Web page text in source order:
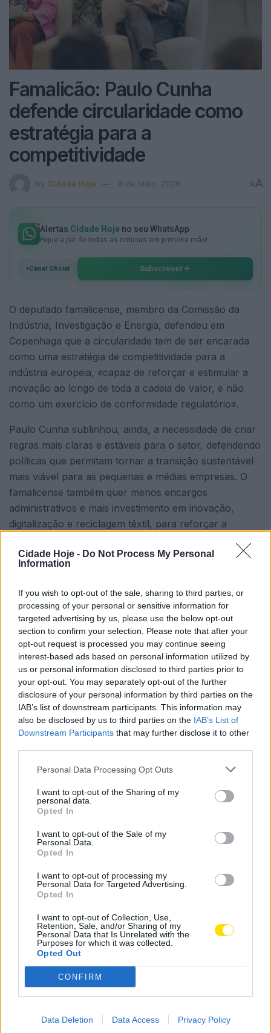
Cidade Hoje - Do Not Process My Personal
Information
If you wish to opt-out of the sale, sharing to third parties, or
processing of your personal or sensitive information for
targeted advertising by us, please use the below opt-out
section to confirm your selection. Please note that after your
opt-out request is processed you may continue seeing
interest-based ads based on personal information utilized by
us or personal information disclosed to third parties prior to
your opt-out. You may separately opt-out of the further
disclosure of your personal information by third parties on the
IAB’s list of downstream participants. This information may
also be disclosed by us to third parties on the IAB’s List of
Downstream Participants that may further disclose it to other
Personal Data Processing Opt Outs
I want to opt-out of the Sharing of my
personal data.
Opted In
I want to opt-out of the Sale of my
Personal Data.
Opted In
I want to opt-out of processing my
Personal Data for Targeted Advertising.
Opted In
I want to opt-out of Collection, Use,
Retention, Sale, and/or Sharing of my
Personal Data that Is Unrelated with the
Purposes for which it was collected.
Opted Out
CONFIRM
Data Deletion Data Access Privacy Policy
Famalicão: Paulo Cunha
defende circularidade como
estratégia para a
competitividade
by Cidade Hoje 8 de Maio, 2026 AA
Alertas Cidade Hoje no seu WhatsApp
Fique a par de todas as notícias em primeira mão!
Canal Oficial Subscrever
O deputado famalicense, membro da Comissão da
Indústria, Investigação e Energia, defendeu em
Copenhaga que a circularidade tem de ser encarada
como uma estratégia de competitividade para a
indústria europeia, «capaz de reforçar e estimular a
inovação ao longo de toda a cadeia de valor, e não
como um exercício de conformidade regulatório».
Paulo Cunha sublinhou, ainda, a necessidade de criar
regras mais claras e estáveis para o setor, defendendo
políticas que permitam tornar a transição sustentável
mais viável para as pequenas e médias empresas. O
famalicense também quer menos encargos
administrativos e mais investimento em inovação,
digitalização e reciclagem têxtil, para reforçar a
desafio europeu é tornar a escolha sustentável
também mais competitiva», considerou.
No Global Fashion Summit, uma das principais
conferências internacionais dedicadas à
sustentabilidade e ao futuro da indústria do têxtil e da
moda, Paulo Cunha esteve ao lado de representantes
da Comissão Europeia e da indústria.
No decurso do mesmo encontro, participou num
alinhar competitividade, inovação e circularidade, num
contexto marcado por novas exigências regulatórias e
pela necessidade de reforçar a capacidade industrial
europeia.
Paulo Cunha também esteve numa mesa-redonda
sobre incentivos à circularidade no setor têxtil e
interveio no palco principal do evento, na
apresentação do “2030 Circularity Blueprint”, iniciativa
dedicada à aceleração da transição sustentável na
indústria da moda.
O Global Fashion Summit reúne anualmente líderes
políticos, empresas, especialistas e organizações
sustentabilidade, da inovação e da competitividade na